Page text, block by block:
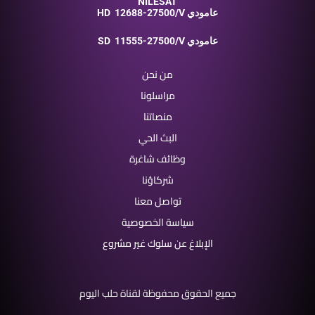
HD
12688-27500/V عامودي
SD 11555-27500/V عامودي
من نحن
مراسلونا
منصاتنا
البث الحي
وظائف شاغرة
شركاؤنا
تواصل معنا
سياسة الخصوصية
الإبلاغ عن سلوك غير مشروع
جميع الحقوق محفوظة لقناة حلب اليوم